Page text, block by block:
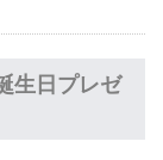
生日プレゼ